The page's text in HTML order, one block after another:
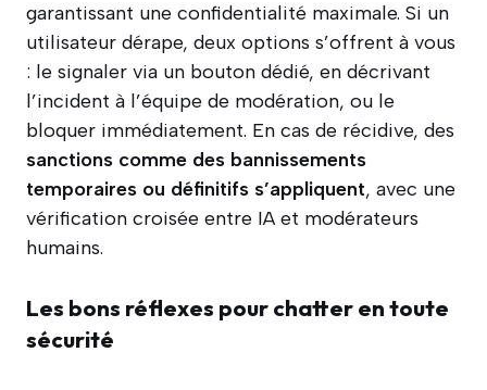
garantissant une confidentialité maximale. Si un
utilisateur dérape, deux options s’offrent à vous
: le signaler via un bouton dédié, en décrivant
l’incident à l’équipe de modération, ou le
bloquer immédiatement. En cas de récidive, des
sanctions comme des bannissements
temporaires ou définitifs s’appliquent, avec une
vérification croisée entre IA et modérateurs
humains.
Les bons réflexes pour chatter en toute
sécurité